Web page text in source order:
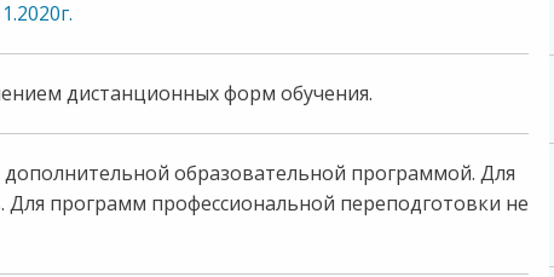
дистанционных форм обучения.
образовательной программой. Для
программ профессиональной переподготовки не